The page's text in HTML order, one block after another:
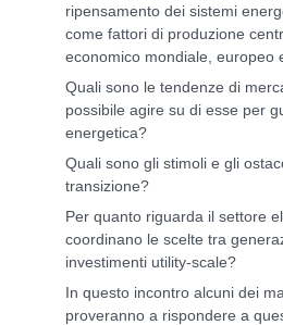
ripensamento dei sistemi
come fattori di produzione
economico mondiale, europeo
Quali sono le tendenze di
possibile agire su di esse per
energetica?
Quali sono gli stimoli e gli
transizione?
Per quanto riguarda il settore
coordinano le scelte tra
investimenti utility-scale?
In questo incontro alcuni dei
proveranno a rispondere a